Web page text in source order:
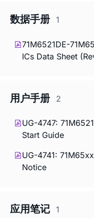
数据手册 1
71M6521DE-
ICs Data Sheet
用户手册 2
UG-4747:
Start Guide
UG-4741:
Notice
应用笔记 1